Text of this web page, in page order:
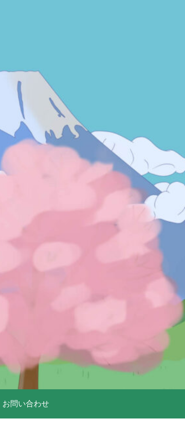
お問い合わせ